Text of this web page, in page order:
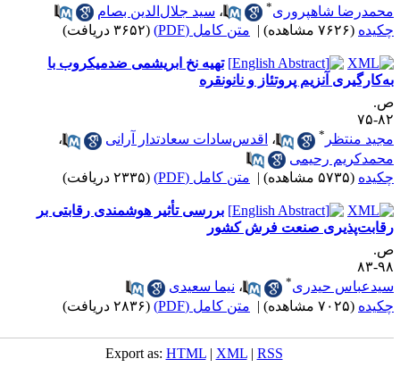
شاهپروری
،سید جلال‌الدین بصام
(۷۶۲۶ مشاهده) | متن کامل (PDF) (۳۶۵۲ دریافت)
تهیه نخ ابریشمی ضد‌میکروب با
آنزیم پروتئاز و نانو‌نقره
۷۵
منتظر* ،اقدس‌سادات سعادتدار آرانی
،
رحیمی
(۵۷۳۵ مشاهده) | متن کامل (PDF) (۲۳۳۵ دریافت)
بررسی تأثیر هوشمندی رقابتی بر
صنعت فرش کشور
۸۳
حیدری
،نیما سعیدی
(۷۰۲۵ مشاهده) | متن کامل (PDF) (۲۸۳۶ دریافت)
Export as:HTML |XML|RSS